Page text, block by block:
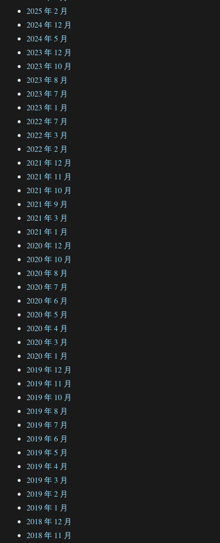
2025 年 2 月
2024 年 12 月
2024 年 5 月
2023 年 12 月
2023 年 10 月
2023 年 8 月
2023 年 7 月
2023 年 1 月
2022 年 7 月
2022 年 3 月
2022 年 2 月
2021 年 12 月
2021 年 11 月
2021 年 10 月
2021 年 9 月
2021 年 3 月
2021 年 1 月
2020 年 12 月
2020 年 10 月
2020 年 8 月
2020 年 7 月
2020 年 6 月
2020 年 5 月
2020 年 4 月
2020 年 3 月
2020 年 1 月
2019 年 12 月
2019 年 11 月
2019 年 10 月
2019 年 8 月
2019 年 7 月
2019 年 6 月
2019 年 5 月
2019 年 4 月
2019 年 3 月
2019 年 2 月
2019 年 1 月
2018 年 12 月
2018 年 11 月